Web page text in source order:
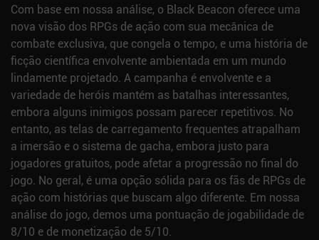
Com base em nossa análise, o Black Beacon oferece uma
nova visão dos RPGs de ação com sua mecânica de
combate exclusiva, que congela o tempo, e uma história de
ficção científica envolvente ambientada em um mundo
lindamente projetado. A campanha é envolvente e a
variedade de heróis mantém as batalhas interessantes,
embora alguns inimigos possam parecer repetitivos. No
entanto, as telas de carregamento frequentes atrapalham
a imersão e o sistema de gacha, embora justo para
jogadores gratuitos, pode afetar a progressão no final do
jogo. No geral, é uma opção sólida para os fãs de RPGs de
ação com histórias que buscam algo diferente. Em nossa
análise do jogo, demos uma pontuação de jogabilidade de
8/10 e de monetização de 5/10.